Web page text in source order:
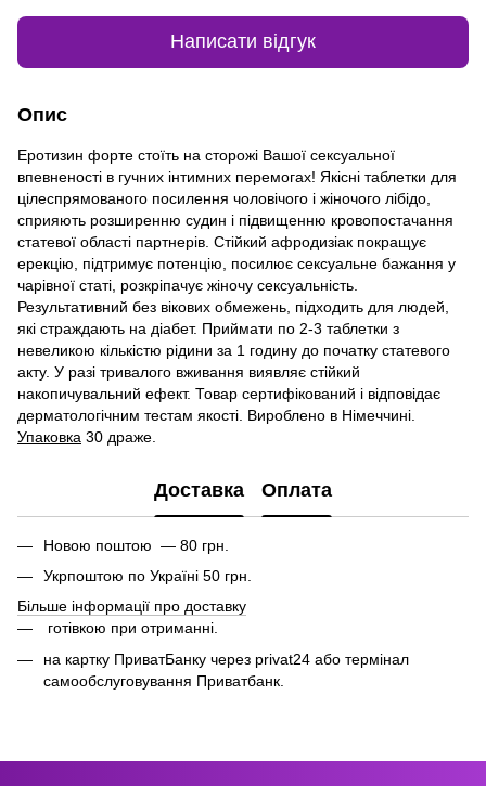
Написати відгук
Опис
Еротизин форте стоїть на сторожі Вашої сексуальної
впевненості в гучних інтимних перемогах! Якісні таблетки для
цілеспрямованого посилення чоловічого і жіночого лібідо,
сприяють розширенню судин і підвищенню кровопостачання
статевої області партнерів. Стійкий афродизіак покращує
ерекцію, підтримує потенцію, посилює сексуальне бажання у
чарівної статі, розкріпачує жіночу сексуальність.
Результативний без вікових обмежень, підходить для людей,
які страждають на діабет. Приймати по 2-3 таблетки з
невеликою кількістю рідини за 1 годину до початку статевого
акту. У разі тривалого вживання виявляє стійкий
накопичувальний ефект. Товар сертифікований і відповідає
дерматологічним тестам якості. Вироблено в Німеччині.
Упаковка 30 драже.
Доставка Оплата
Новою поштою — 80 грн.
Укрпоштою по Україні 50 грн.
Більше інформації про доставку
готівкою при отриманні.
на картку ПриватБанку через privat24 або термінал
самообслуговування Приватбанк.